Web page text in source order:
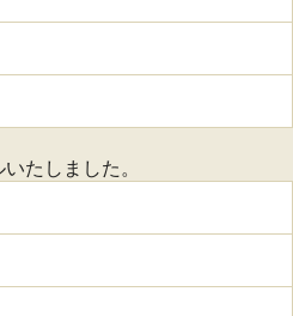
たしました。